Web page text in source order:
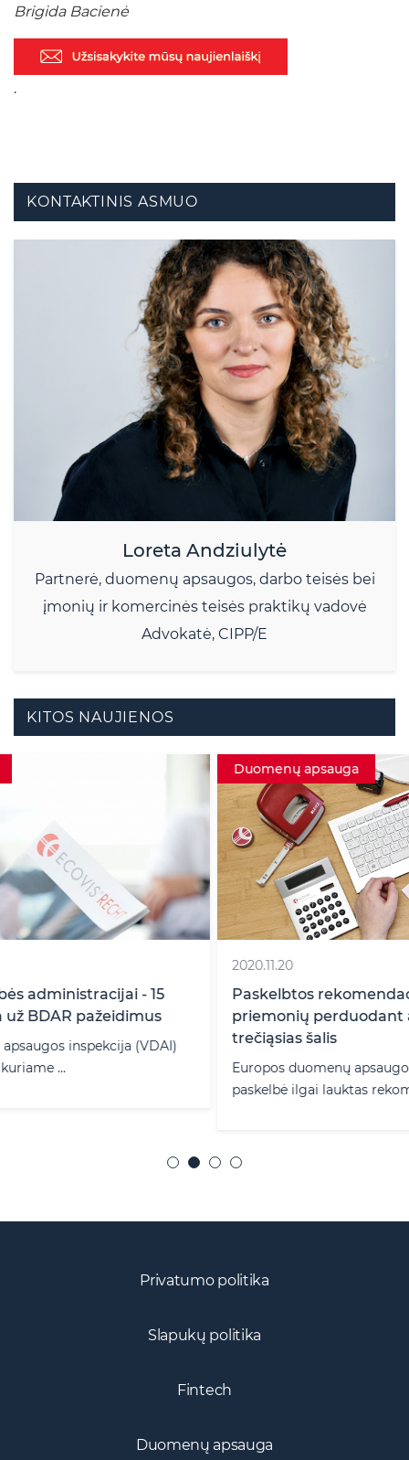
Brigida Bacienė
.
KONTAKTINIS ASMUO
Loreta Andziulytė
Partnerė, duomenų apsaugos, darbo teisės bei
įmonių ir komercinės teisės praktikų vadovė
Advokatė, CIPP/E
KITOS NAUJIENOS
Paskelbtos rekomendacijos dėl papildomų
priemonių perduodant asmens duomenis į
trečiąsias šalis
Europos duomenų apsaugos valdyba (EDPB)
paskelbė ilgai lauktas rekomendacijas ...
Privatumo politika
Slapukų politika
Fintech
Duomenų apsauga